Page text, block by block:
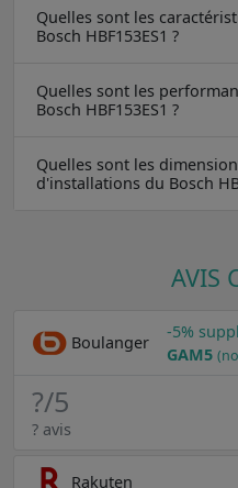
Quelles sont les
Bosch HBF153ES1 ?
Quelles sont les
Bosch HBF153ES1 ?
Quelles sont les
d'installations du Bosch
AVIS
Boulanger
-5%
GAM5
?/5
? avis
Rakuten